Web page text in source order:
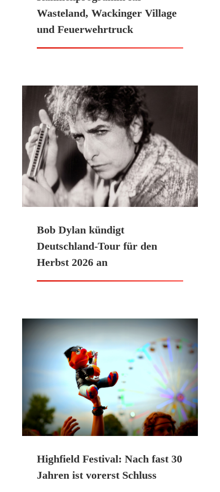
Wasteland, Wackinger Village
und Feuerwehrtruck
Bob Dylan kündigt
Deutschland-Tour für den
Herbst 2026 an
Highfield Festival: Nach fast 30
Jahren ist vorerst Schluss